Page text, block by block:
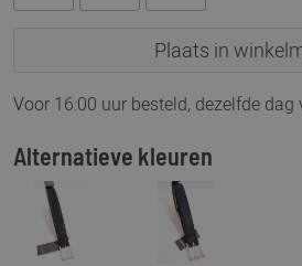
Plaats in
Voor 16:00 uur besteld, dezelfde dag
Alternatieve kleuren